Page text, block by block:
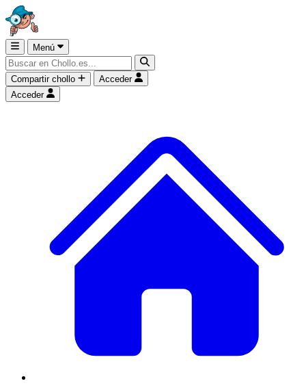
Menú
Compartir chollo
Acceder
Acceder